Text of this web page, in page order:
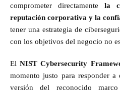
comprometer directamente la
reputación corporativa y la
tener una estrategia de
con los objetivos del negocio no
ElNIST Cybersecurity
momento justo para responder a
versión del reconocido